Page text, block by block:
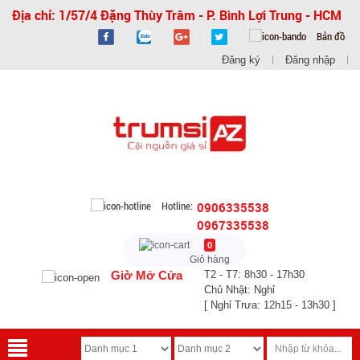
Địa chỉ: 1/57/4 Đặng Thùy Trâm - P. Bình Lợi Trung - HCM
Bản đồ
Đăng ký Đăng nhập
Hotline: 0906335538
0967335538
0
Giỏ hàng
Giờ Mở Cửa
T2 - T7: 8h30 - 17h30
Chủ Nhật: Nghỉ
[ Nghỉ Trưa: 12h15 - 13h30 ]